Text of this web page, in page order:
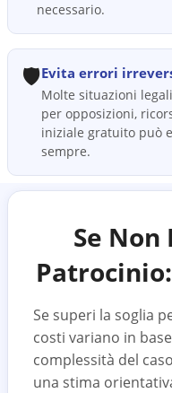
necessario.
🛡️Evita errori
Molte situazioni
per opposizioni,
iniziale gratuito può
sempre.
Se
Se superi la soglia
costi variano in
complessità del
una stima